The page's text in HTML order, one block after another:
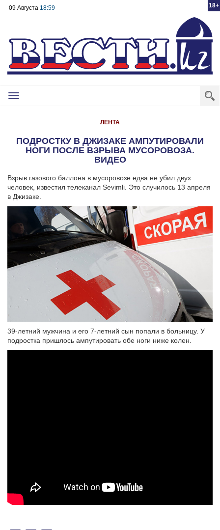
18+
09 Августа 18:59
Toggle
ЛЕНТА
ПОДРОСТКУ В ДЖИЗАКЕ АМПУТИРОВАЛИ
НОГИ ПОСЛЕ ВЗРЫВА МУСОРОВОЗА.
ВИДЕО
Взрыв газового баллона в мусоровозе едва не убил двух
человек, известил телеканал Sevimli. Это случилось 13 апреля
в Джизаке.
39-летний мужчина и его 7-летний сын попали в больницу. У
подростка пришлось ампутировать обе ноги ниже колен.